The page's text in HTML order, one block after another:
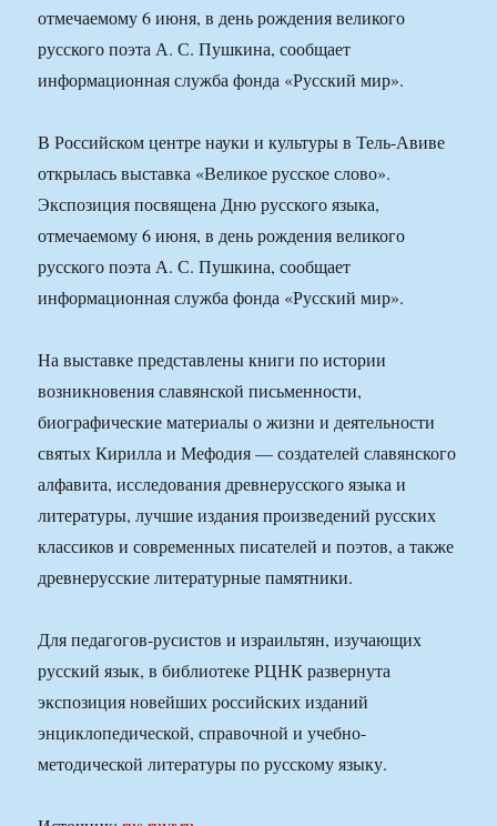
отмечаемому 6 июня, в день рождения великого
русского поэта А. С. Пушкина, сообщает
информационная служба фонда «Русский мир».
В Российском центре науки и культуры в Тель-Авиве
открылась выставка «Великое русское слово».
Экспозиция посвящена Дню русского языка,
отмечаемому 6 июня, в день рождения великого
русского поэта А. С. Пушкина, сообщает
информационная служба фонда «Русский мир».
На выставке представлены книги по истории
возникновения славянской письменности,
биографические материалы о жизни и деятельности
святых Кирилла и Мефодия — создателей славянского
алфавита, исследования древнерусского языка и
литературы, лучшие издания произведений русских
классиков и современных писателей и поэтов, а также
древнерусские литературные памятники.
Для педагогов-русистов и израильтян, изучающих
русский язык, в библиотеке РЦНК развернута
экспозиция новейших российских изданий
энциклопедической, справочной и учебно-
методической литературы по русскому языку.